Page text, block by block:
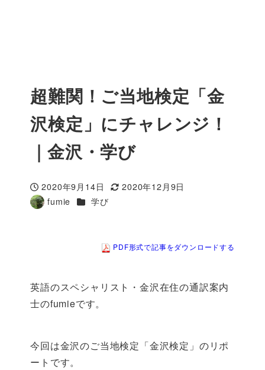
超難関！ご当地検定「金
沢検定」にチャレンジ！
｜金沢・学び
投稿日
2020年9月14日
更新日
2020年12月9日
著
fumie カテゴリー
学び
PDF形式で記事をダウンロードする
英語のスペシャリスト・金沢在住の通訳案内
士のfumieです。
今回は金沢のご当地検定「金沢検定」のリポ
ートです。